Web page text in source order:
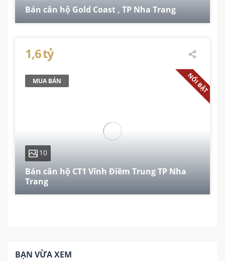
Bán căn hộ Gold Coast , TP Nha Trang
1,6 tỷ
MUA BÁN NỔI BẬT
10
Bán căn hộ CT1 Vĩnh Điềm Trung TP Nha
Trang
BẠN VỪA XEM